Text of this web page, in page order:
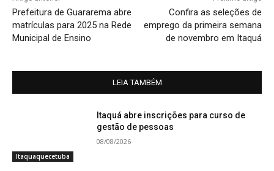
Prefeitura de Guararema abre
matrículas para 2025 na Rede
Municipal de Ensino
Confira as seleções de
emprego da primeira semana
de novembro em Itaquá
LEIA TAMBÉM
Itaquaquecetuba
Itaquá abre inscrições para curso de
gestão de pessoas
08/08/2026